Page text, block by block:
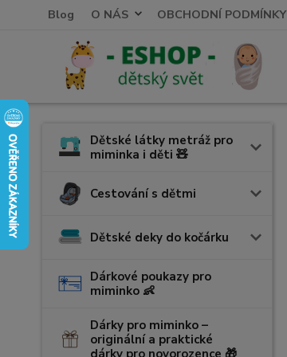
Blog O NÁS OBCHODNÍ PODMÍNKY
Dětské látky metráž pro
miminka i děti 🧸
Cestování s dětmi
Dětské deky do kočárku
Dárkové poukazy pro
miminko 👶
Dárky pro miminko –
originální a praktické
dárky pro novorozence 🎁